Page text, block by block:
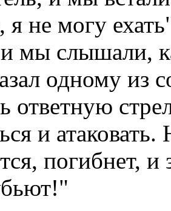
не могу
мы слышали,
одному из
ответную
и
погибнет,